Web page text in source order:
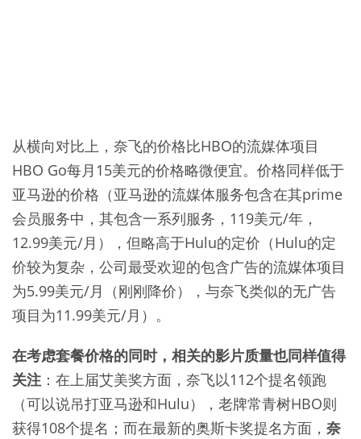
从横向对比上，奈飞的价格比HBO的流媒体项目
HBO Go每月15美元的价格略微便宜。价格同样低于
亚马逊的价格（亚马逊的流媒体服务包含在其prime
会员服务中，其包含一系列服务，119美元/年，
12.99美元/月），但略高于Hulu的定价（Hulu的定
价较为复杂，公司最受欢迎的包含广告的流媒体项目
为5.99美元/月（刚刚降价），与奈飞类似的无广告
项目为11.99美元/月）。
在考虑套餐价格的同时，相关的影片质量也同样值得
关注 ：在上届艾美奖方面，奈飞以112个提名领跑
（可以说吊打亚马逊和Hulu），老牌常青树HBO则
获得108个提名；而在最新的奥斯卡奖提名方面， 奈